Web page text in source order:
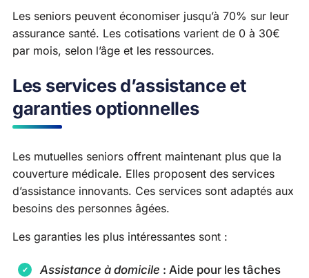
Les seniors peuvent économiser jusqu’à 70% sur leur
assurance santé. Les cotisations varient de 0 à 30€
par mois, selon l’âge et les ressources.
Les services d’assistance et
garanties optionnelles
Les mutuelles seniors offrent maintenant plus que la
couverture médicale. Elles proposent des services
d’assistance innovants. Ces services sont adaptés aux
besoins des personnes âgées.
Les garanties les plus intéressantes sont :
Assistance à domicile : Aide pour les tâches